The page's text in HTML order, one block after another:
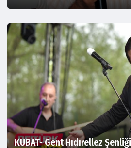
KUBAT- Gent Hıdırellez Şenliği